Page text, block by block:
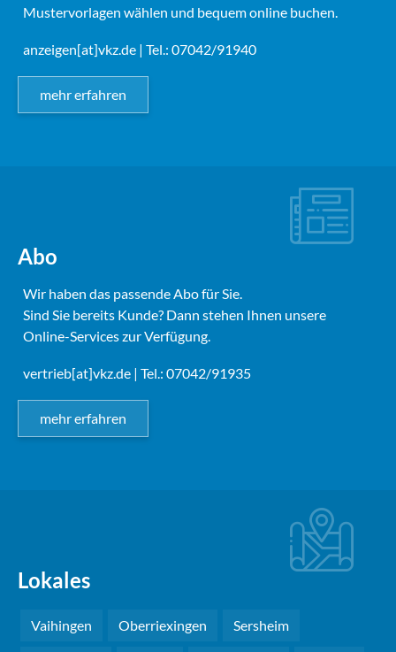
Mustervorlagen wählen und bequem online buchen.
anzeigen[at]vkz.de | Tel.: 07042/91940
mehr erfahren
Abo
Wir haben das passende Abo für Sie.
Sind Sie bereits Kunde? Dann stehen Ihnen unsere
Online-Services zur Verfügung.
vertrieb[at]vkz.de | Tel.: 07042/91935
mehr erfahren
Lokales
Vaihingen Oberriexingen Sersheim